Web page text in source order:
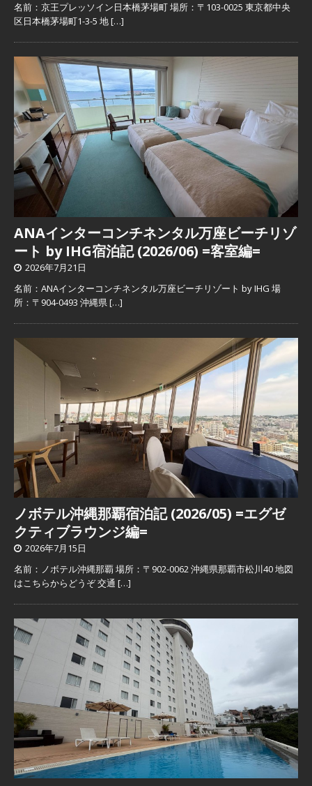
名前：京王プレッソイン日本橋茅場町 場所：〒103-0025 東京都中央
区日本橋茅場町1-3-5 地[…]
ANAインターコンチネンタル万座ビーチリゾ
ート by IHG宿泊記 (2026/06) =客室編=
2026年7月21日
名前：ANAインターコンチネンタル万座ビーチリゾート by IHG 場
所：〒904-0493 沖縄県[…]
ノボテル沖縄那覇宿泊記 (2026/05) =エグゼ
クティブラウンジ編=
2026年7月15日
名前：ノボテル沖縄那覇 場所：〒902-0062 沖縄県那覇市松川40 地図
はこちらからどうぞ 交通 […]